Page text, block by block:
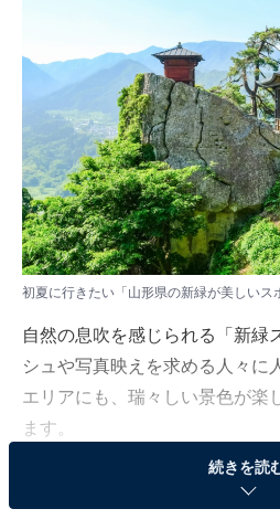
初夏に行きたい「山形県の新緑が美しいス
自然の息吹を感じられる「新緑
シュや写真映えを求める人々に
エリアにも、瑞々しい景色が楽
ます。
今回は、All Aboutニュース編集
続きを読